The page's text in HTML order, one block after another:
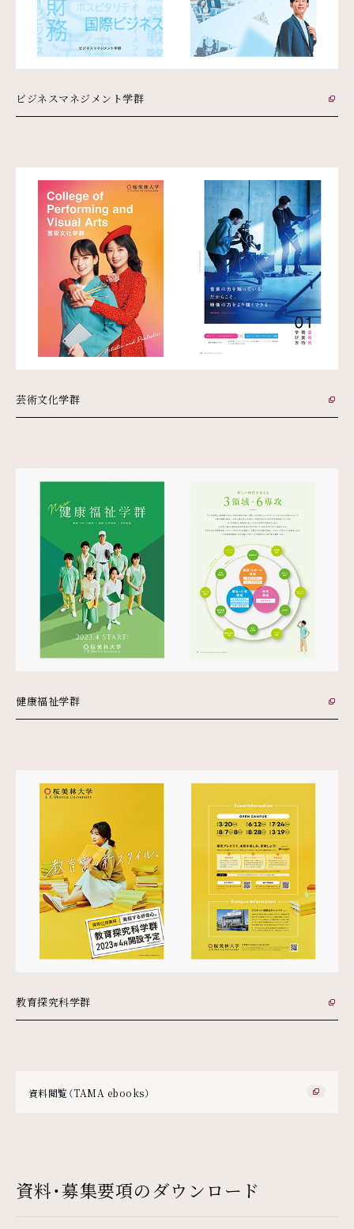
ビジネスマネジメント学群
外部リンク
芸術文化学群
外部リンク
健康福祉学群
外部リンク
教育探究科学群
外部リンク
資料閲覧（TAMA ebooks）
資料・募集要項のダウンロード